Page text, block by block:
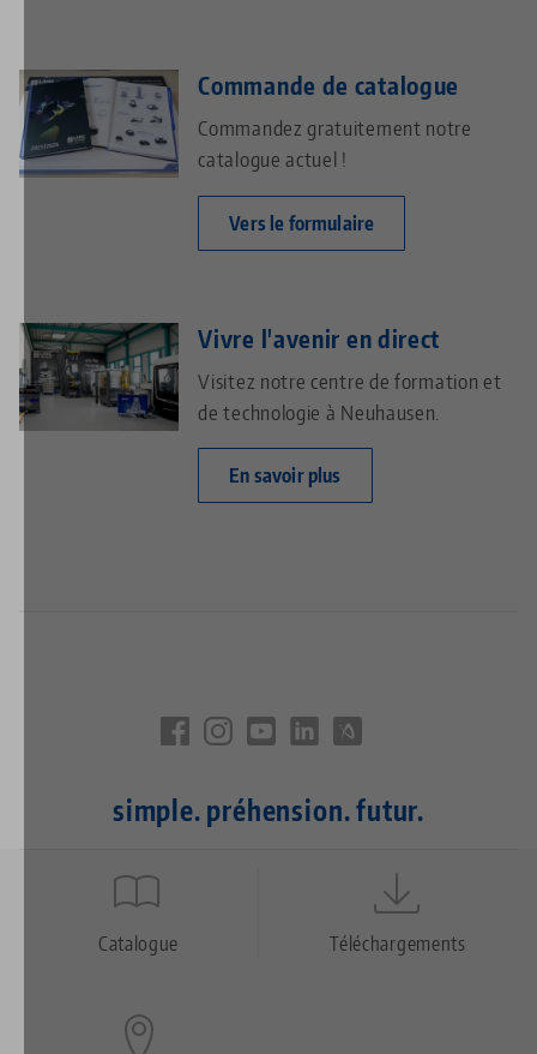
Commande de catalogue
Commandez gratuitement notre
catalogue actuel !
Vers le formulaire
Vivre l'avenir en direct
Visitez notre centre de formation et
de technologie à Neuhausen.
En savoir plus
simple. préhension. futur.
Quicklinks
FooterCatalogue Téléchargements